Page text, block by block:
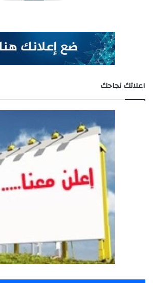
اعلاتك نجاحك